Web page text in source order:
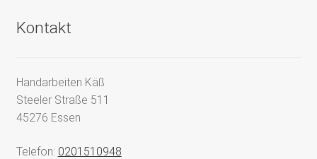
Kontakt
Handarbeiten Käß
Steeler Straße 511
45276 Essen
Telefon: 0201510948